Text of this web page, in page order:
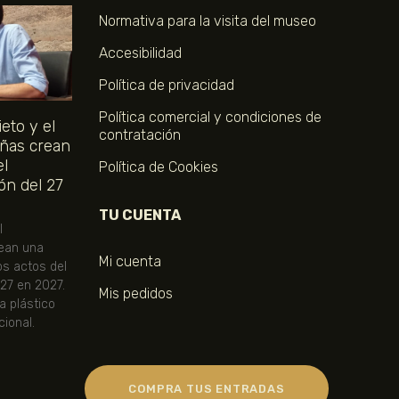
y el
crean
del 27
una
actos del
en 2027.
plástico
Normativa para la visita del museo
Accesibilidad
Política de privacidad
Política comercial y condiciones de
contratación
Política de Cookies
TU CUENTA
Mi cuenta
Mis pedidos
COMPRA TUS ENTRADAS